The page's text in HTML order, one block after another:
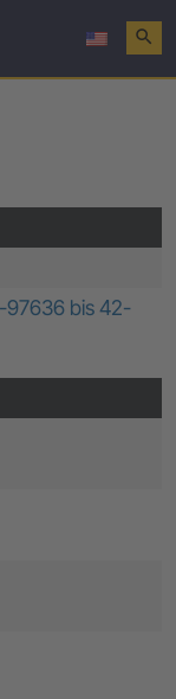
search
97636 bis 42-